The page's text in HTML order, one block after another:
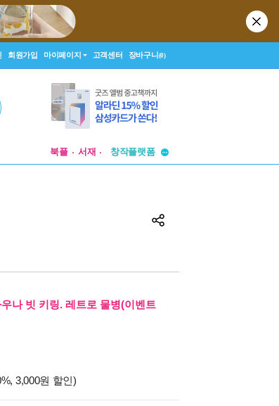
회원가입 마이페이지 고객센터 장바구니(0)
북플 서재
창작플랫폼
나 빗 키링. 레트로 물병(이벤트
3,000원 할인)